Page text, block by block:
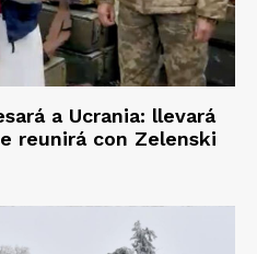
a Ucrania: llevará
reunirá con Zelenski